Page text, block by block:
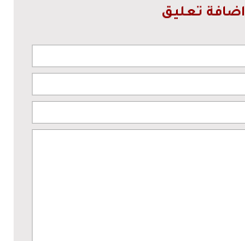
اضافة تعليق